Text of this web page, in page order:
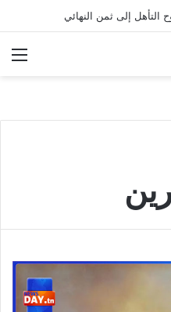
التأهل إلى ثمن النهائي